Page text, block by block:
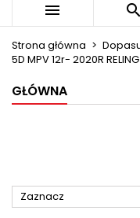
 
Strona główna
5D MPV 12r- 2020R
GŁÓWNA
Zaznacz